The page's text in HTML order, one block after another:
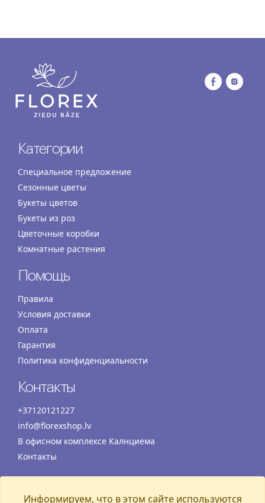
Категории
Специальное предложение
Сезонные цветы
Букеты цветов
Букеты из роз
Цветочные коробки
Комнатные растения
Помощь
Правила
Условия доставки
Оплата
Гарантия
Политика конфиденциальности
Контакты
+37120121227
info@florexshop.lv
В офисном комплексе Калнциема
Контакты
Информируем, что в этом сайте используются